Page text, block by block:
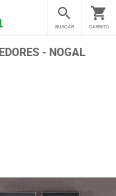
CARRITO
BUSCAR
- NOGAL